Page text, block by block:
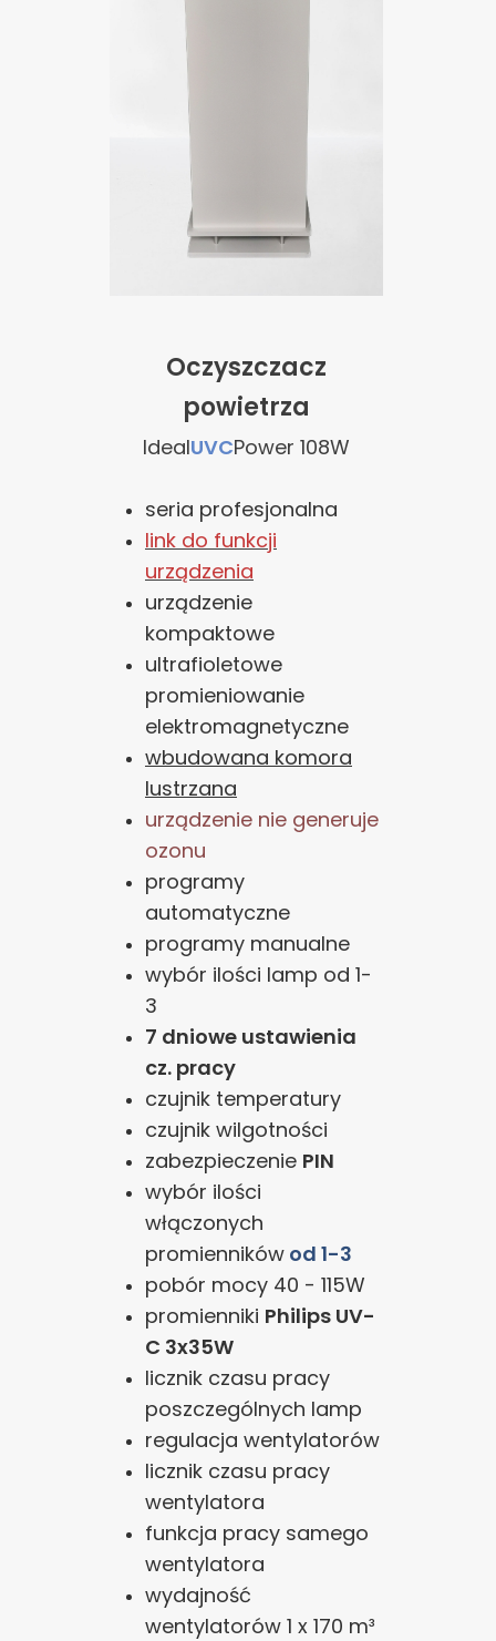
Oczyszczacz
powietrza
IdealUVCPower 108W
seria profesjonalna
link do funkcji
urządzenia
urządzenie
kompaktowe
ultrafioletowe
promieniowanie
elektromagnetyczne
wbudowana komora
lustrzana
urządzenie nie generuje
ozonu
programy
automatyczne
programy manualne
wybór ilości lamp od 1-
3
7 dniowe ustawienia
cz. pracy
czujnik temperatury
czujnik wilgotności
zabezpieczenie PIN
wybór ilości
włączonych
promienników od 1-3
pobór mocy 40 - 115W
promienniki Philips UV-
C 3x35W
licznik czasu pracy
poszczególnych lamp
regulacja wentylatorów
licznik czasu pracy
wentylatora
funkcja pracy samego
wentylatora
wydajność
wentylatorów 1 x 170 m³